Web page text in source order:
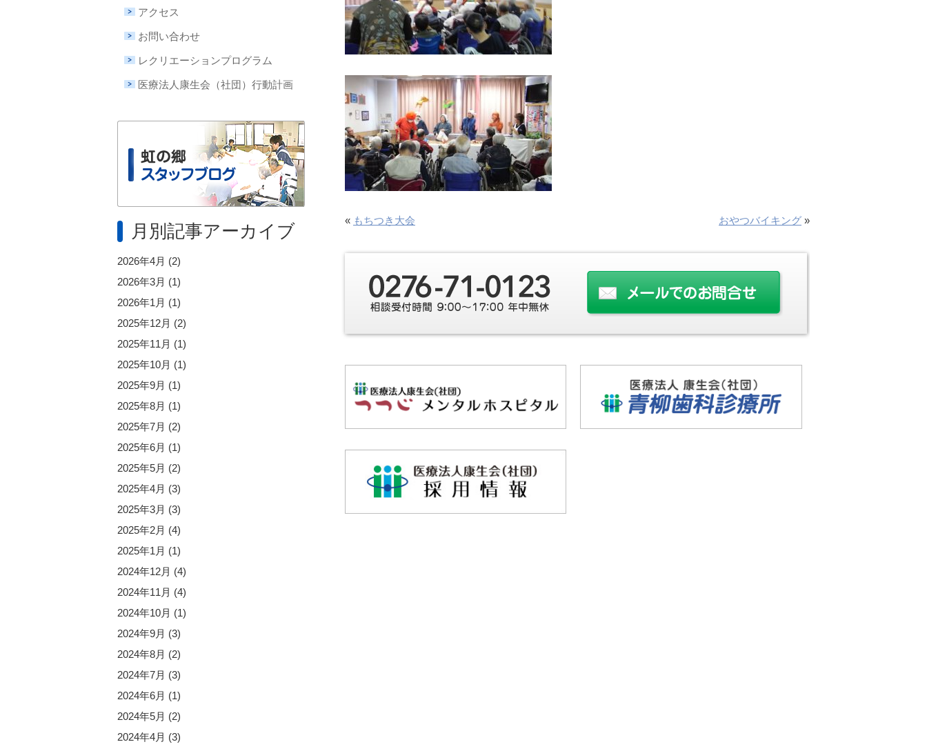
« もちつき大会 おやつバイキング »
アクセス
お問い合わせ
レクリエーションプログラム
医療法人康生会（社団）行動計画
月別記事アーカイブ
2026年4月 (2)
2026年3月 (1)
2026年1月 (1)
2025年12月 (2)
2025年11月 (1)
2025年10月 (1)
2025年9月 (1)
2025年8月 (1)
2025年7月 (2)
2025年6月 (1)
2025年5月 (2)
2025年4月 (3)
2025年3月 (3)
2025年2月 (4)
2025年1月 (1)
2024年12月 (4)
2024年11月 (4)
2024年10月 (1)
2024年9月 (3)
2024年8月 (2)
2024年7月 (3)
2024年6月 (1)
2024年5月 (2)
2024年4月 (3)